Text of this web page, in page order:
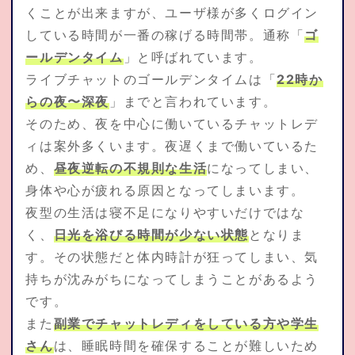
くことが出来ますが、ユーザ様が多くログイン
している時間が一番の稼げる時間帯。通称「ゴ
ールデンタイム」と呼ばれています。
ライブチャットのゴールデンタイムは「22時か
らの夜〜深夜」までと言われています。
そのため、夜を中心に働いているチャットレデ
ィは案外多くいます。夜遅くまで働いているた
め、 昼夜逆転の不規則な生活になってしまい、
身体や心が疲れる原因となってしまいます。
夜型の生活は寝不足になりやすいだけではな
く、 日光を浴びる時間が少ない状態となりま
す。その状態だと体内時計が狂ってしまい、気
持ちが沈みがちになってしまうことがあるよう
です。
また 副業でチャットレディをしている方や学生
さんは、睡眠時間を確保することが難しいため